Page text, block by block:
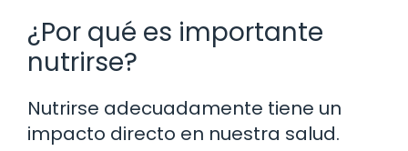
¿Por qué es importante
nutrirse?
Nutrirse adecuadamente tiene un
impacto directo en nuestra salud.